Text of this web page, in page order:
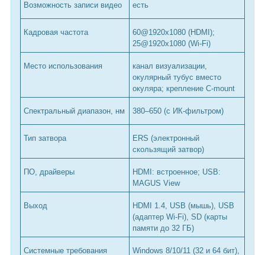
Возможность записи видео есть
Кадровая частота
60@1920х1080 (HDMI);
25@1920х1080 (Wi-Fi)
Место использования
канал визуализации,
окулярный тубус вместо
окуляра; крепление C-mount
Спектральный диапазон, нм 380–650 (с ИК-фильтром)
Тип затвора
ERS (электронный
скользящий затвор)
ПО, драйверы
HDMI: встроенное; USB:
MAGUS View
Выход
HDMI 1.4, USB (мышь), USB
(адаптер Wi-Fi), SD (карты
памяти до 32 ГБ)
Системные требования
Windows 8/10/11 (32 и 64 бит),